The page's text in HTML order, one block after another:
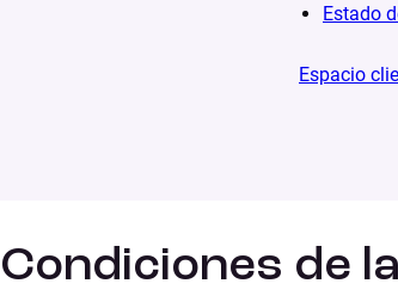
Estado
Espacio
Condiciones de